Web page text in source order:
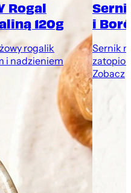
Rogal
120g
rogalik
i nadzieniem
i
Sernik
Zobacz